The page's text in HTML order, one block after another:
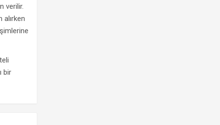
verilir.
alırken
bir